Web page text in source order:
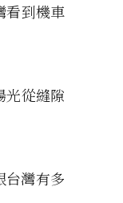
看到機車
光從縫隙
台灣有多